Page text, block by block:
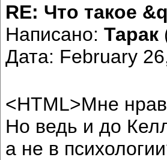
RE: Что такое
Написано: Тарак
Дата: February
<HTML>Мне
Но ведь и до
а не в